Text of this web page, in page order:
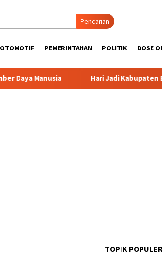
Pencarian
OTOMOTIF PEMERINTAHAN POLITIK DOSE
Hari Jadi Kabupaten Blitar 702, Ketua DPRD
TOPIK POPULER